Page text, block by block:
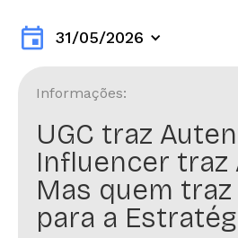
event 31/05/2026
Informações:
UGC traz
Influencer traz
Mas quem
para a